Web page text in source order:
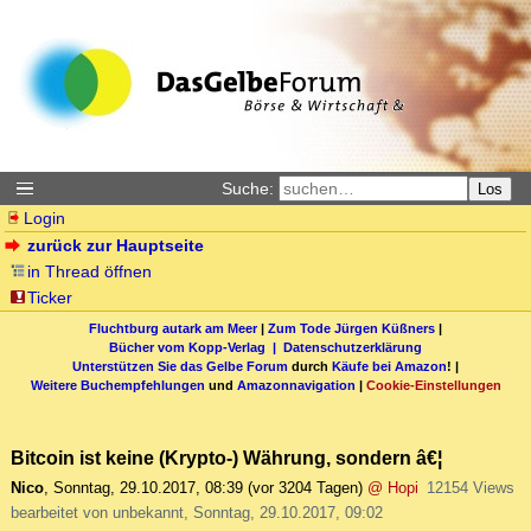
Suche: Los
Login
zurück zur Hauptseite
in Thread öffnen
Ticker
Fluchtburg autark am Meer| Zum Tode Jürgen Küßners |
Bücher vom Kopp-Verlag | Datenschutzerklärung
Unterstützen Sie das Gelbe Forum durch Käufe bei Amazon! |
Weitere Buchempfehlungen und Amazonnavigation | Cookie-Einstellungen
Bitcoin ist keine (Krypto-) Währung, sondern â€¦
Nico, Sonntag, 29.10.2017, 08:39 (vor 3204 Tagen) @ Hopi 12154 Views
bearbeitet von unbekannt, Sonntag, 29.10.2017, 09:02